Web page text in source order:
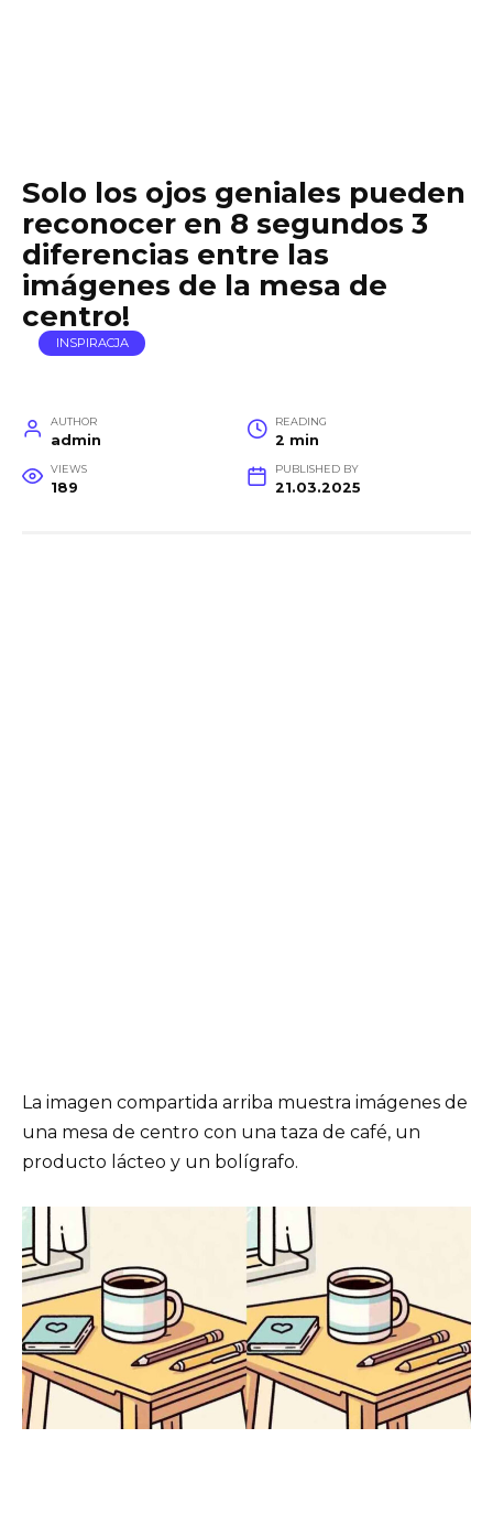
Solo los ojos geniales pueden
reconocer en 8 segundos 3
diferencias entre las
imágenes de la mesa de
centro!
INSPIRACJA
AUTHOR
admin
READING
2 min
VIEWS
189
PUBLISHED BY
21.03.2025
La imagen compartida arriba muestra imágenes de
una mesa de centro con una taza de café, un
producto lácteo y un bolígrafo.